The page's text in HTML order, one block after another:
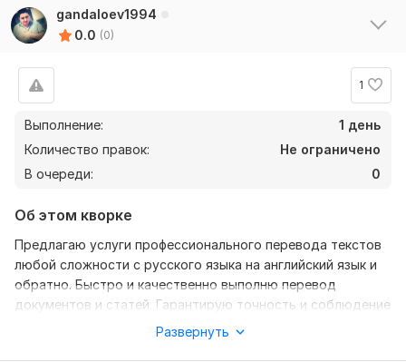
gandaloev1994
0.0 (0)
1
Выполнение:
1 день
Количество правок:
Не ограничено
В очереди:
0
Об этом кворке
Предлагаю услуги профессионального перевода текстов
любой сложности с русского языка на английский язык и
обратно. Быстро и качественно выполню перевод
документов и статей. Гарантирую точность и соблюдение
всех требований к переводу.Развернуть